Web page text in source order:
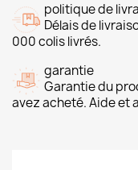
politique de
Délais de
000 colis livrés.
garantie
Garantie du
avez acheté. Aide et